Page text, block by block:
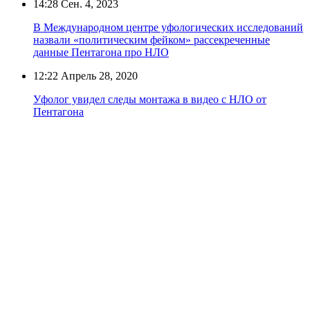
14:28 Сен. 4, 2023
В Международном центре уфологических исследований
назвали «политическим фейком» рассекреченные
данные Пентагона про НЛО
12:22 Апрель 28, 2020
Уфолог увидел следы монтажа в видео с НЛО от
Пентагона